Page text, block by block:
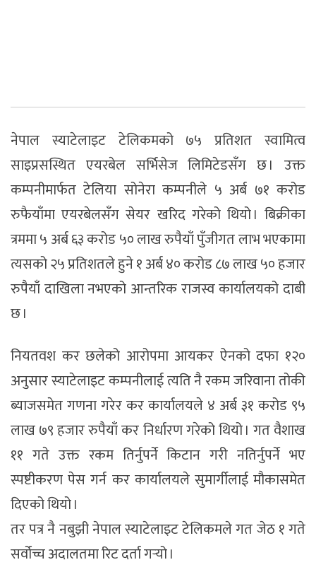
नेपाल स्याटेलाइट टेलिकमको ७५ प्रतिशत स्वामित्व
साइप्रसस्थित एयरबेल सर्भिसेज लिमिटेडसँग छ । उक्त
कम्पनीमार्फत टेलिया सोनेरा कम्पनीले ५ अर्ब ७१ करोड
रुफैयाँमा एयरबेलसँग सेयर खरिद गरेको थियो । बिक्रीका
त्रममा ५ अर्ब ६३ करोड ५० लाख रुपैयाँ पुँजीगत लाभ भएकामा
त्यसको २५ प्रतिशतले हुने १ अर्ब ४० करोड ८७ लाख ५० हजार
रुपैयाँ दाखिला नभएको आन्तरिक राजस्व कार्यालयको दाबी
छ ।
नियतवश कर छलेको आरोपमा आयकर ऐनको दफा १२०
अनुसार स्याटेलाइट कम्पनीलाई त्यति नै रकम जरिवाना तोकी
ब्याजसमेत गणना गरेर कर कार्यालयले ४ अर्ब ३१ करोड ९५
लाख ७९ हजार रुपैयाँ कर निर्धारण गरेको थियो । गत वैशाख
११ गते उक्त रकम तिर्नुपर्ने किटान गरी नतिर्नुपर्ने भए
स्पष्टीकरण पेस गर्न कर कार्यालयले सुमार्गीलाई मौकासमेत
दिएको थियो ।
तर पत्र नै नबुझी नेपाल स्याटेलाइट टेलिकमले गत जेठ १ गते
सर्वोच्च अदालतमा रिट दर्ता गर्‍यो ।